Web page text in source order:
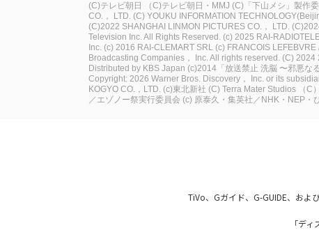
(C)テレビ朝日 （C)テレビ朝日・MMJ (C)「下山メシ」製作
CO.， LTD. (C) YOUKU INFORMATION
(C)2022 SHANGHAI LINMON PICTURES CO.， LTD.
Television Inc. All Rights Reserved. (c) 2025 RAI-
Inc. (c) 2016 RAI-CLEMART SRL (c) FRANCOIS
Broadcasting Companies， Inc. All rights reserved. (C) 2024
Distributed by KBS Japan (c)2014「放送禁止 洗脳 〜邪悪な
Copyright: 2026 Warner Bros. Discovery， Inc. or its
KOGYO CO.，LTD. (c)東北新社 (C) Terra Mater Studios （C
／エゾノー祭実行委員会 (c) 原泰久・集英社／NHK・NEP・
TiVo、Gガイド、G-GUIDE、およ
「デ